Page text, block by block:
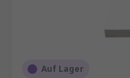
Auf Lager